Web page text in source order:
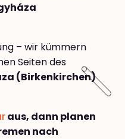
– wir kümmern
Seiten des
(Birkenkirchen)
aus, dann planen
nach